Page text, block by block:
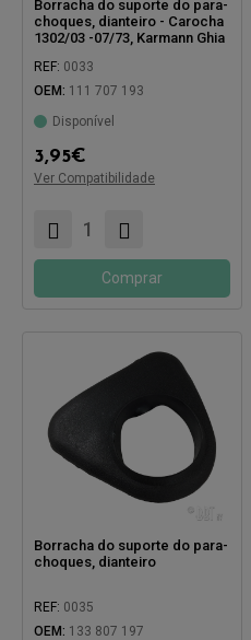
Borracha do suporte do para-
choques, dianteiro - Carocha
1302/03 -07/73, Karmann Ghia
REF: 0033
OEM: 111 707 193
Disponível
3,95€
Ver Compatibilidade
Compatível com:
Comprar
Borracha do suporte do para-
choques, dianteiro
REF: 0035
OEM: 133 807 197